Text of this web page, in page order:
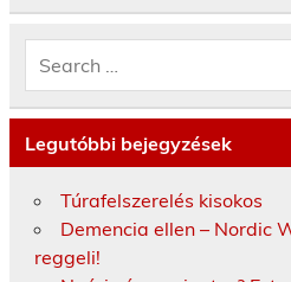
Legutóbbi bejegyzések
Túrafelszerelés kisokos
Demencia ellen – Nordic
reggeli!